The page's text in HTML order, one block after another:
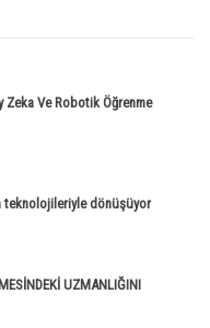
Zeka Ve Robotik Öğrenme
teknolojileriyle dönüşüyor
UZMANLIĞINI